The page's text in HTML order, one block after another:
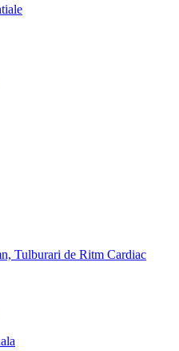
Tulburari de Ritm Cardiac